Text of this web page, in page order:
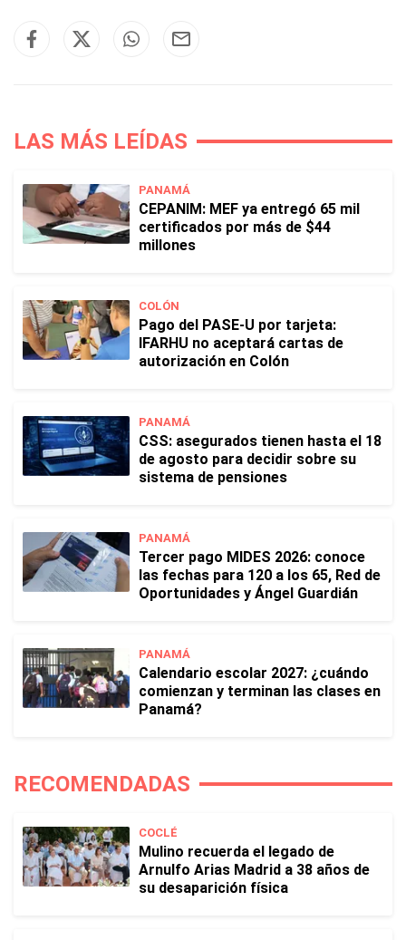
LAS MÁS LEÍDAS
PANAMÁ
CEPANIM: MEF ya entregó 65 mil
certificados por más de $44
millones
COLÓN
Pago del PASE-U por tarjeta:
IFARHU no aceptará cartas de
autorización en Colón
PANAMÁ
CSS: asegurados tienen hasta el 18
de agosto para decidir sobre su
sistema de pensiones
PANAMÁ
Tercer pago MIDES 2026: conoce
las fechas para 120 a los 65, Red de
Oportunidades y Ángel Guardián
PANAMÁ
Calendario escolar 2027: ¿cuándo
comienzan y terminan las clases en
Panamá?
RECOMENDADAS
COCLÉ
Mulino recuerda el legado de
Arnulfo Arias Madrid a 38 años de
su desaparición física